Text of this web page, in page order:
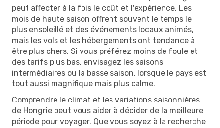
peut affecter à la fois le coût et l'expérience. Les
mois de haute saison offrent souvent le temps le
plus ensoleillé et des événements locaux animés,
mais les vols et les hébergements ont tendance à
être plus chers. Si vous préférez moins de foule et
des tarifs plus bas, envisagez les saisons
intermédiaires ou la basse saison, lorsque le pays est
tout aussi magnifique mais plus calme.
Comprendre le climat et les variations saisonnières
de Hongrie peut vous aider à décider de la meilleure
période pour voyager. Que vous soyez à la recherche